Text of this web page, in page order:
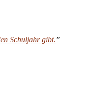
Schuljahr gibt.”